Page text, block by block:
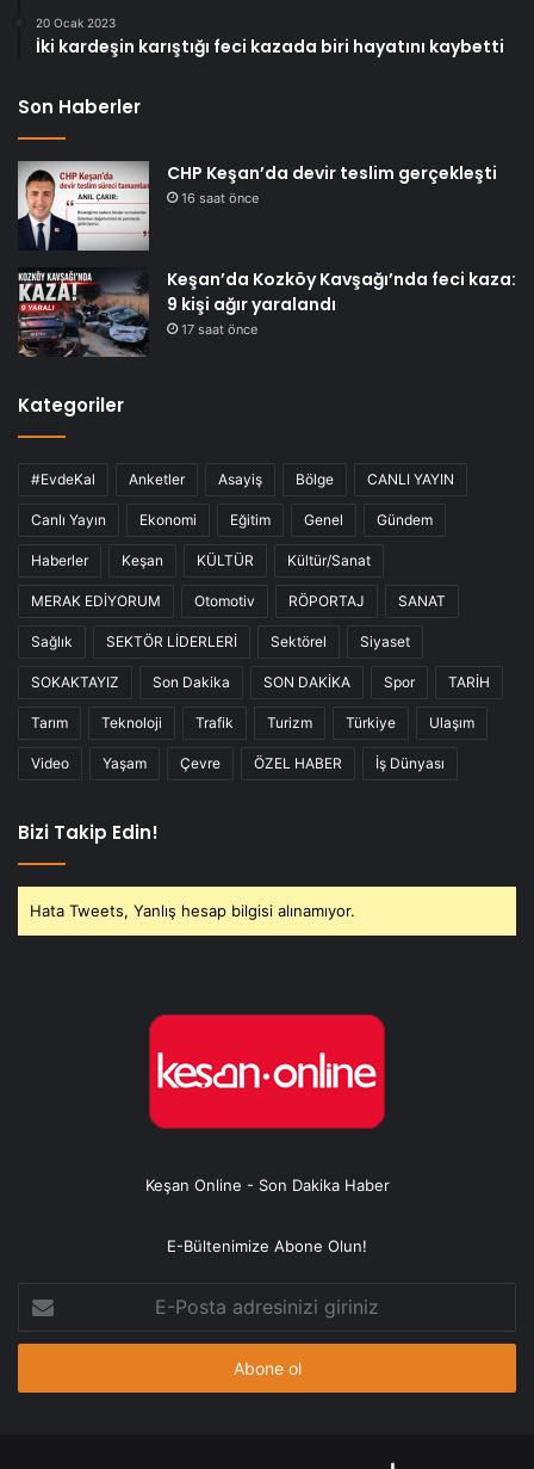
20 Ocak 2023
İki kardeşin karıştığı feci kazada biri hayatını kaybetti
Son Haberler
CHP Keşan’da devir teslim gerçekleşti
16 saat önce
Keşan’da Kozköy Kavşağı’nda feci kaza:
9 kişi ağır yaralandı
17 saat önce
Kategoriler
#EvdeKal Anketler Asayiş Bölge CANLI YAYIN
Canlı Yayın Ekonomi Eğitim Genel Gündem
Haberler Keşan KÜLTÜR Kültür/Sanat
MERAK EDİYORUM Otomotiv RÖPORTAJ SANAT
Sağlık SEKTÖR LİDERLERİ Sektörel Siyaset
SOKAKTAYIZ Son Dakika SON DAKİKA Spor TARİH
Tarım Teknoloji Trafik Turizm Türkiye Ulaşım
Video Yaşam Çevre ÖZEL HABER İş Dünyası
Bizi Takip Edin!
Hata Tweets, Yanlış hesap bilgisi alınamıyor.
Keşan Online - Son Dakika Haber
E-Bültenimize Abone Olun!
Posta
adresinizi